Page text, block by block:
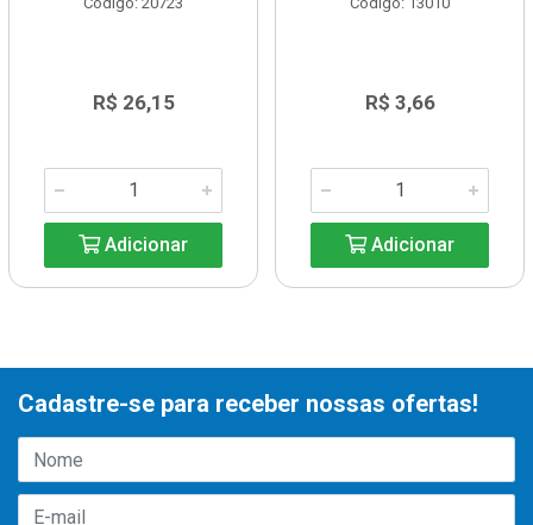
R$ 26,15
Adicionar
R$ 3,66
Adicionar
Cadastre-se para receber nossas ofertas!